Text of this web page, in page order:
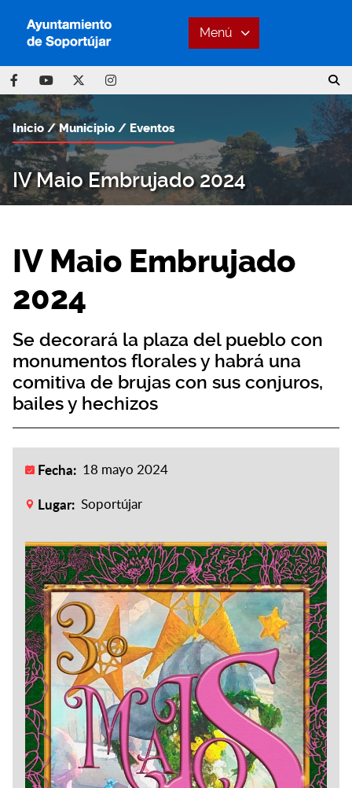
Menú
IV Maio Embrujado 2024
Inicio Municipio Eventos
IV Maio Embrujado
2024
Se decorará la plaza del pueblo con
monumentos florales y habrá una
comitiva de brujas con sus conjuros,
bailes y hechizos
Fecha: 18 mayo 2024
Lugar: Soportújar